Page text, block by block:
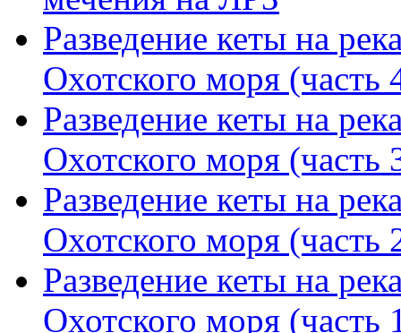
Разведение кеты на
Охотского моря (часть
Разведение кеты на
Охотского моря (часть
Разведение кеты на
Охотского моря (часть
Разведение кеты на
Охотского моря (часть